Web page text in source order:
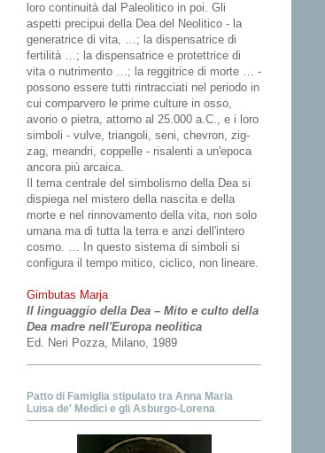
loro continuità dal Paleolitico in poi. Gli
aspetti precipui della Dea del Neolitico - la
generatrice di vita, …; la dispensatrice di
fertilità …; la dispensatrice e protettrice di
vita o nutrimento …; la reggitrice di morte … -
possono essere tutti rintracciati nel periodo in
cui comparvero le prime culture in osso,
avorio o pietra, attorno al 25.000 a.C., e i loro
simboli - vulve, triangoli, seni, chevron, zig-
zag, meandri, coppelle - risalenti a un'epoca
ancora più arcaica.
Il tema centrale del simbolismo della Dea si
dispiega nel mistero della nascita e della
morte e nel rinnovamento della vita, non solo
umana ma di tutta la terra e anzi dell'intero
cosmo. … In questo sistema di simboli si
configura il tempo mitico, ciclico, non lineare.
Gimbutas Marja
Il linguaggio della Dea – Mito e culto della
Dea madre nell'Europa neolitica
Ed. Neri Pozza, Milano, 1989
Patto di Famiglia stipulato tra Anna Maria
Luisa de' Medici e gli Asburgo-Lorena